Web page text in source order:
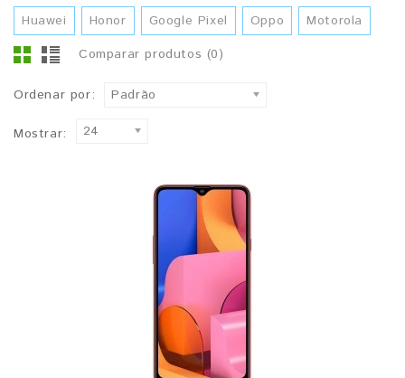
Huawei
Honor Google Pixel Oppo
Motorola
Comparar produtos (0)
Ordenar por: Padrão
Mostrar: 24